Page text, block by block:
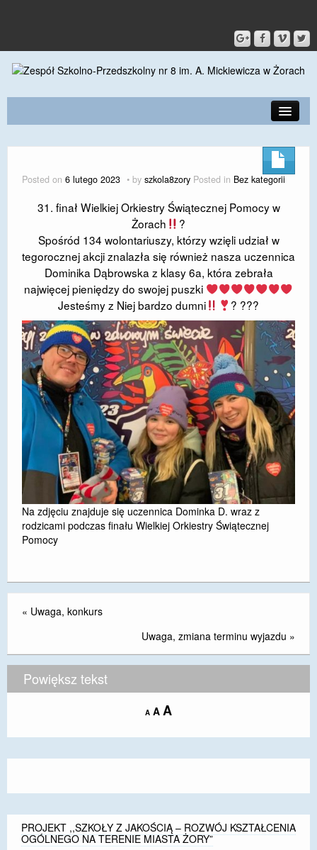
DLA RODZICÓW I UCZNIÓW
DLA PRACOWNIKÓW
GALERIA
SPORT
DOSTĘPNOŚĆ
POLITYKA PRYWATNOŚCI
RODO
EGZAMIN ÓSMOKLASISTY
STANDARDY OCHRONY MAŁOLETNICH
PROJEKT ,,SZKOŁY Z JAKOŚCIĄ – ROZWÓJ
KSZTAŁCENIA OGÓLNEGO NA TERENIE MIASTA
ŻORY”
REKRUTACJA 2026/2027
Posted on 6 lutego 2023 by szkola8zory Posted in Bez kategorii
31. finał Wielkiej Orkiestry Świątecznej Pomocy w
Żorach
?
Spośród 134 wolontariuszy, którzy wzięli udział w
tegorocznej akcji znalazła się również nasza uczennica
Dominika Dąbrowska z klasy 6a, która zebrała
najwięcej pieniędzy do swojej puszki
Jesteśmy z Niej bardzo dumni
? ???
Na zdjęciu znajduje się uczennica Dominka D. wraz z
rodzicami podczas finału Wielkiej Orkiestry Świątecznej
Pomocy
« Uwaga, konkurs
Uwaga, zmiana terminu wyjazdu »
Powiększ tekst
A Decrease
size.
A Reset
size.
AIncrease
size.
PROJEKT ,,SZKOŁY Z JAKOŚCIĄ – ROZWÓJ KSZTAŁCENIA
OGÓLNEGO NA TERENIE MIASTA ŻORY”